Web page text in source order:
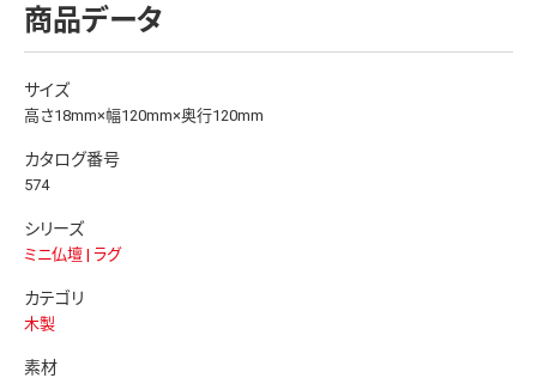
商品データ
サイズ
高さ18mm×幅120mm×奥行120mm
カタログ番号
574
シリーズ
ミニ仏壇 | ラグ
カテゴリ
木製
素材